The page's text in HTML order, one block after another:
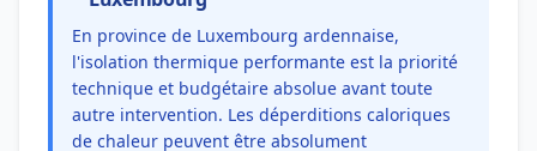
En province de Luxembourg ardennaise,
l'isolation thermique performante est la priorité
technique et budgétaire absolue avant toute
autre intervention. Les déperditions caloriques
de chaleur peuvent être absolument